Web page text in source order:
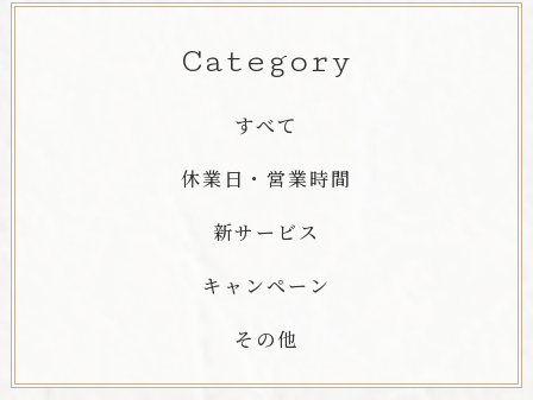
Category
すべて
休業日・営業時間
新サービス
キャンペーン
その他